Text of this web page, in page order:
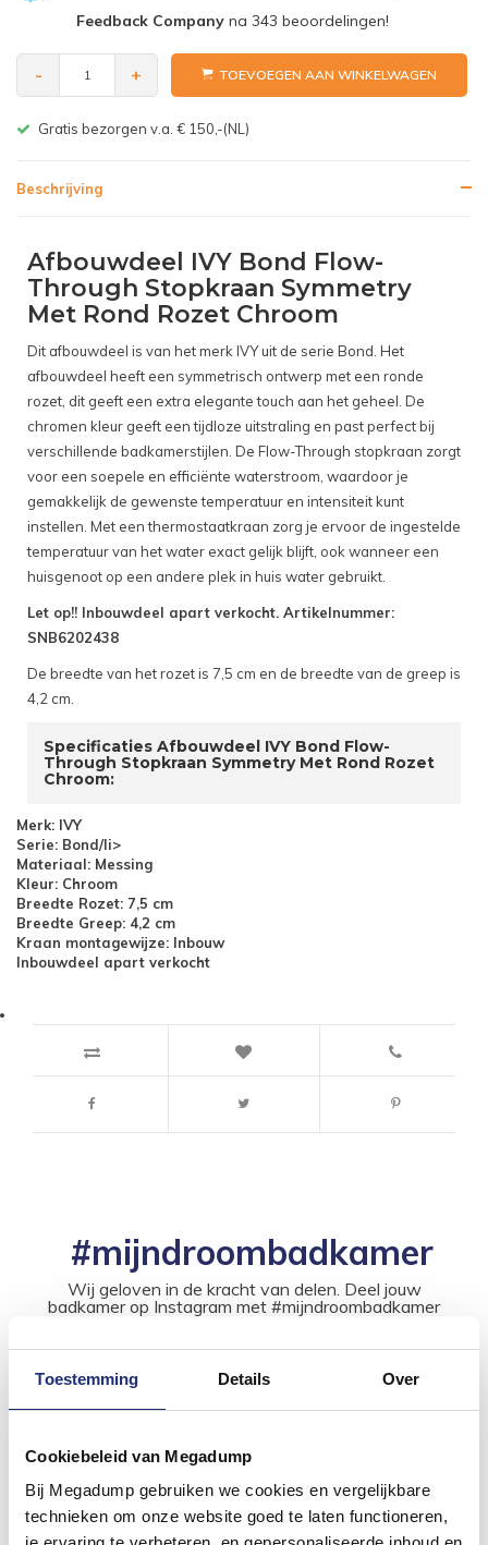
Toestemming Details Over
Cookiebeleid van Megadump
Bij Megadump gebruiken we cookies en vergelijkbare
technieken om onze website goed te laten functioneren,
Feedback Companyna 343 beoordelingen!
- + TOEVOEGEN AAN WINKELWAGEN
Gratis bezorgen v.a. € 150,-(NL)
Beschrijving
Afbouwdeel IVY Bond Flow-
Through Stopkraan Symmetry
Met Rond Rozet Chroom
Dit afbouwdeel is van het merk IVY uit de serie Bond. Het
afbouwdeel heeft een symmetrisch ontwerp met een ronde
rozet, dit geeft een extra elegante touch aan het geheel. De
chromen kleur geeft een tijdloze uitstraling en past perfect bij
verschillende badkamerstijlen. De Flow-Through stopkraan zorgt
voor een soepele en efficiënte waterstroom, waardoor je
gemakkelijk de gewenste temperatuur en intensiteit kunt
instellen. Met een thermostaatkraan zorg je ervoor de ingestelde
temperatuur van het water exact gelijk blijft, ook wanneer een
huisgenoot op een andere plek in huis water gebruikt.
Let op!! Inbouwdeel apart verkocht. Artikelnummer:
SNB6202438
De breedte van het rozet is 7,5 cm en de breedte van de greep is
4,2 cm.
Specificaties Afbouwdeel IVY Bond Flow-
Through Stopkraan Symmetry Met Rond Rozet
Chroom:
Merk: IVY
Serie: Bond/li>
Materiaal: Messing
Kleur: Chroom
Breedte Rozet: 7,5 cm
Breedte Greep: 4,2 cm
Kraan montagewijze: Inbouw
Inbouwdeel apart verkocht
#mijndroombadkamer
Wij geloven in de kracht van delen. Deel jouw
badkamer op Instagram met #mijndroombadkamer